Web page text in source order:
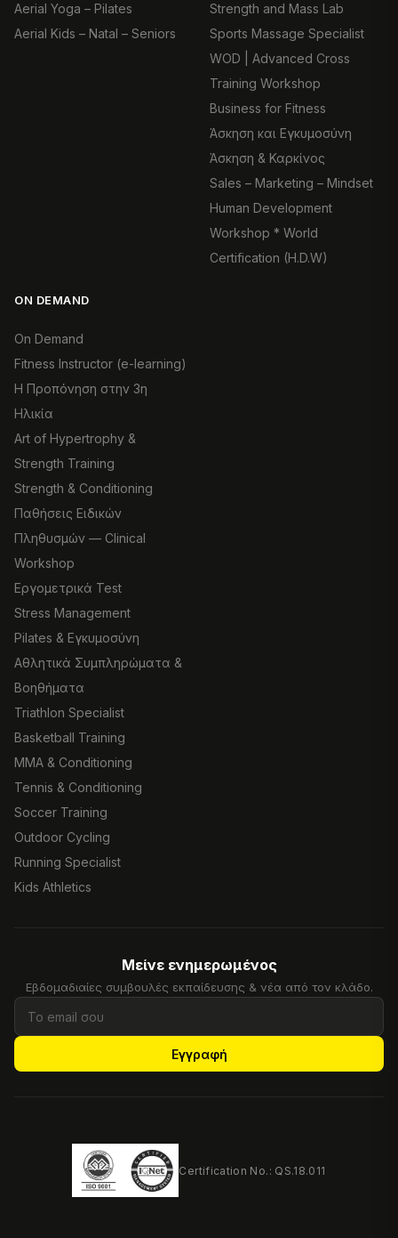
Aerial Yoga – Pilates
Aerial Kids – Natal – Seniors
Strength and Mass Lab
Sports Massage Specialist
WOD | Advanced Cross
Training Workshop
Business for Fitness
Άσκηση και Εγκυμοσύνη
Άσκηση & Καρκίνος
Sales – Marketing – Mindset
Human Development
Workshop * World
Certification (H.D.W)
ON DEMAND
On Demand
Fitness Instructor (e-learning)
Η Προπόνηση στην 3η
Ηλικία
Art of Hypertrophy &
Strength Training
Strength & Conditioning
Παθήσεις Ειδικών
Πληθυσμών — Clinical
Workshop
Εργομετρικά Test
Stress Management
Pilates & Εγκυμοσύνη
Αθλητικά Συμπληρώματα &
Βοηθήματα
Triathlon Specialist
Basketball Training
MMA & Conditioning
Tennis & Conditioning
Soccer Training
Outdoor Cycling
Running Specialist
Kids Athletics
Μείνε ενημερωμένος
Εβδομαδιαίες συμβουλές εκπαίδευσης & νέα από τον κλάδο.
Εγγραφή
Certification No.: QS.18.011